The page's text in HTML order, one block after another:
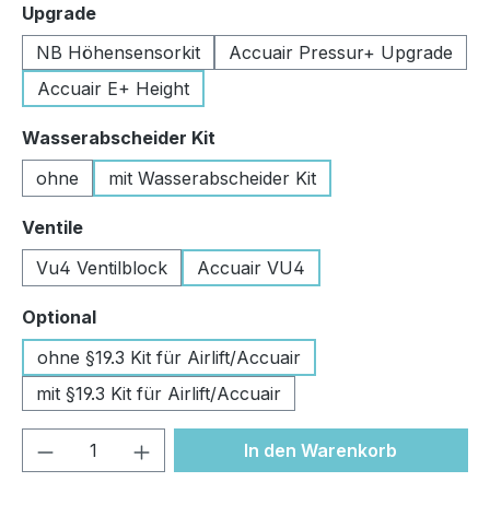
Upgradeauswählen
NB Höhensensorkit
Accuair Pressur+ Upgrade
Accuair E+ Height
Wasserabscheider Kit
ohne
mit Wasserabscheider Kit
Ventileauswählen
Vu4 Ventilblock
Accuair VU4
Optionalauswählen
ohne §19.3 Kit für Airlift/Accuair
mit §19.3 Kit für Airlift/Accuair
Produkt Anzahl: Gib denIn den Warenkorb